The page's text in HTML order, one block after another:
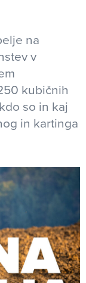
na
v
kubičnih
so in kaj
in kartinga